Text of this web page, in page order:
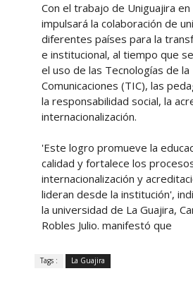
Con el trabajo de Uniguajira
impulsará la colaboración de
diferentes países para la
e institucional, al tiempo que
el uso de las Tecnologías de
Comunicaciones (TIC), las
la responsabilidad social, la
internacionalización.
'Este logro promueve la
calidad y fortalece los
internacionalización y
lideran desde la institución',
la universidad de La Guajira,
Robles Julio. manifestó que
Tags : La Guajira